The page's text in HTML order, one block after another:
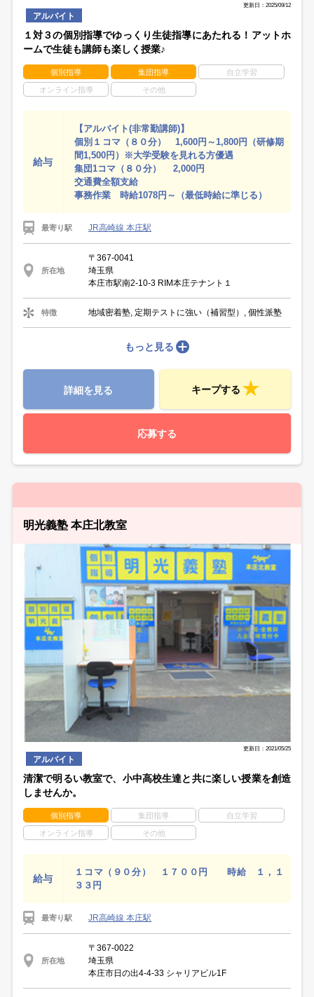
更新日：2025/09/12
アルバイト
１対３の個別指導でゆっくり生徒指導にあたれる！アットホ
ームで生徒も講師も楽しく授業♪
個別指導 集団指導 自立学習
オンライン指導 その他
給与
【アルバイト(非常勤講師)】
個別１コマ（８０分） 1,600円～1,800円（研修期
間1,500円）※大学受験を見れる方優遇
集団1コマ（８０分） 2,000円
交通費全額支給
事務作業 時給1078円～（最低時給に準じる）
最寄り駅 JR高崎線 本庄駅
所在地
〒367-0041
埼玉県
本庄市駅南2-10-3 RIM本庄テナント１
特徴 地域密着塾, 定期テストに強い（補習型）, 個性派塾
もっと見る
詳細を見る キープする
応募する
明光義塾 本庄北教室
更新日：2021/05/25
アルバイト
清潔で明るい教室で、小中高校生達と共に楽しい授業を創造
しませんか。
個別指導 集団指導 自立学習
オンライン指導 その他
給与
１コマ（９０分） １７００円 時給 １，１
３３円
最寄り駅 JR高崎線 本庄駅
所在地
〒367-0022
埼玉県
本庄市日の出4-4-33 シャリアビル1F